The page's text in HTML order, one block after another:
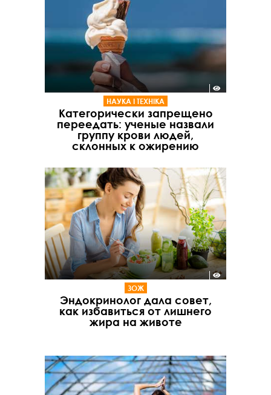
НАУКА І ТЕХНІКА
Категорически запрещено
переедать: ученые назвали
группу крови людей,
склонных к ожирению
ЗОЖ
Эндокринолог дала совет,
как избавиться от лишнего
жира на животе